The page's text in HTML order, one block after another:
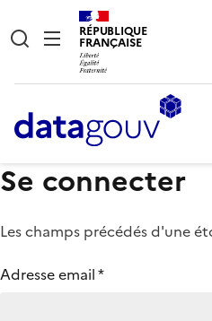
RÉPUBLIQUE
FRANÇAISE
Se connecter
Les champs précédés d'une
Adresse email*